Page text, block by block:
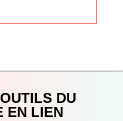
DU
EN LIEN